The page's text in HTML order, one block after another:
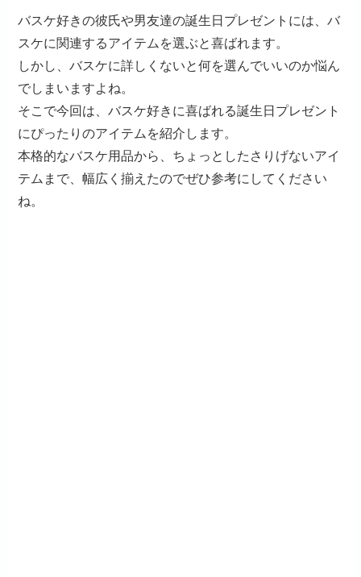
バスケ好きの彼氏や男友達の誕生日プレゼントには、バ
スケに関連するアイテムを選ぶと喜ばれます。
しかし、バスケに詳しくないと何を選んでいいのか悩ん
でしまいますよね。
そこで今回は、バスケ好きに喜ばれる誕生日プレゼント
にぴったりのアイテムを紹介します。
本格的なバスケ用品から、ちょっとしたさりげないアイ
テムまで、幅広く揃えたのでぜひ参考にしてください
ね。